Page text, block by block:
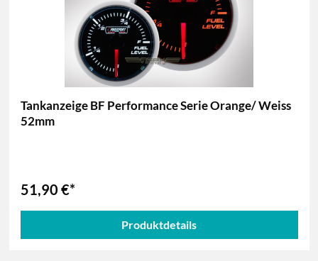
Tankanzeige BF Performance Serie Orange/ Weiss
52mm
51,90 €*
Produktdetails